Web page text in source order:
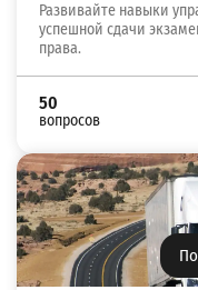
Развивайте навыки
успешной сдачи
права.
50
вопросов